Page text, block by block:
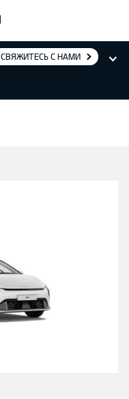
СВЯЖИТЕСЬ С НАМИ